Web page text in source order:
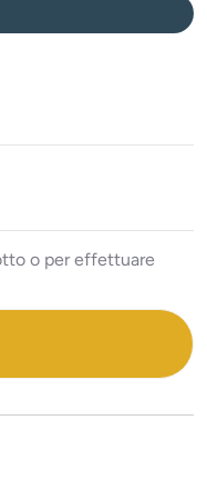
o per effettuare